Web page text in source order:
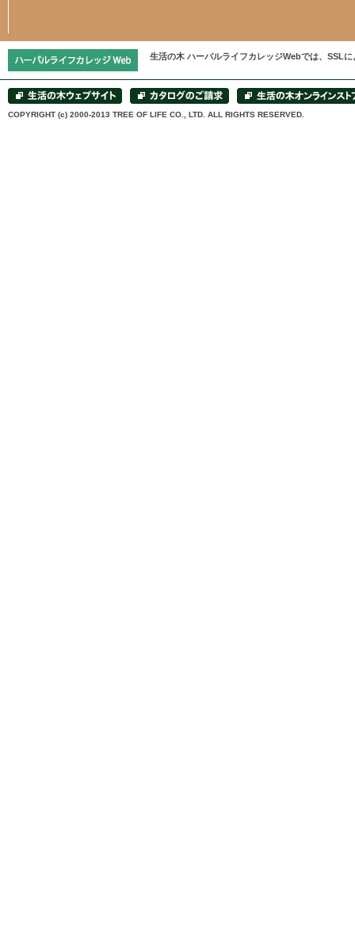
生活の木 ハーバルライフカレッジWebでは、SSL
COPYRIGHT (c) 2000-2013 TREE OF LIFE CO., LTD. ALL RIGHTS RESERVED.